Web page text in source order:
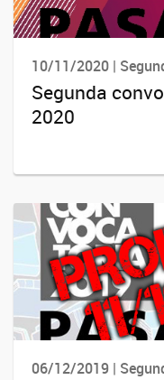
10/11/2020 |
Segunda
2020
06/12/2019 |